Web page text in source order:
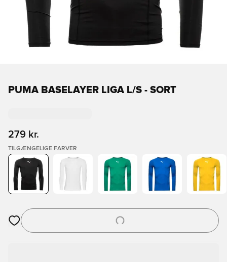
PUMA BASELAYER LIGA L/S - SORT
279 kr.
TILGÆNGELIGE FARVER
Åbner en Modal til at logge ind eller tilmelde dig som medlem